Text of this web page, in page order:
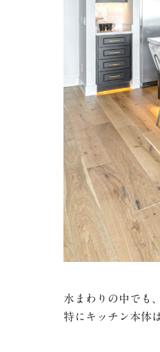
水まわりの中でも
特にキッチン本体